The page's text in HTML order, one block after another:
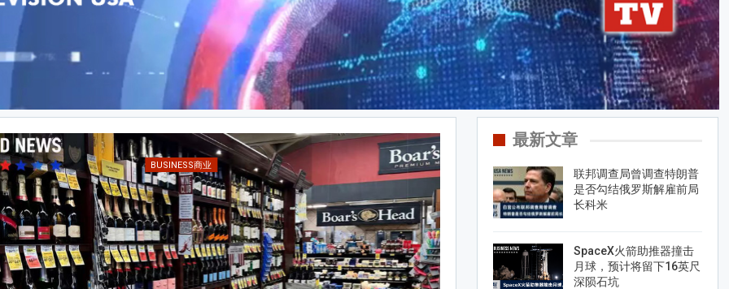
BUSINESS商业
最新文章
联邦调查局曾调查特朗普
是否勾结俄罗斯解雇前局
长科米
SpaceX火箭助推器撞击
月球，预计将留下16英尺
深陨石坑